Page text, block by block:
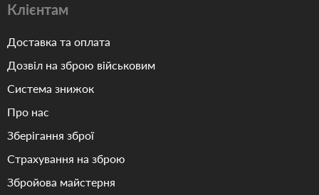
Клієнтам
Доставка та оплата
Дозвіл на зброю військовим
Система знижок
Про нас
Зберігання зброї
Страхування на зброю
Збройова майстерня